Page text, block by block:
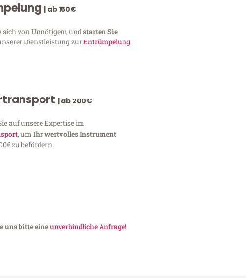
| ab 150€
sich von Unnötigem undstarten Sie
Dienstleistung zurEntrümpelung
| ab 200€
auf unsere Expertise im
, um Ihr wertvolles Instrument
zu befördern.
uns bitte eineunverbindliche Anfrage!